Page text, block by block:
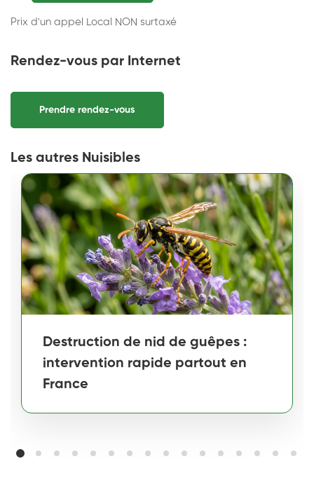
Prix d'un appel Local NON surtaxé
Rendez-vous par Internet
Prendre rendez-vous
Les autres Nuisibles
Destruction de nid de guêpes :
intervention rapide partout en
France